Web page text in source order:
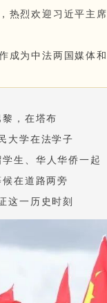
热烈欢迎习近平主席
成为中法两国媒体
黎，在塔布
大学在法学子
生、华人华侨一起
候在道路两旁
这一历史时刻